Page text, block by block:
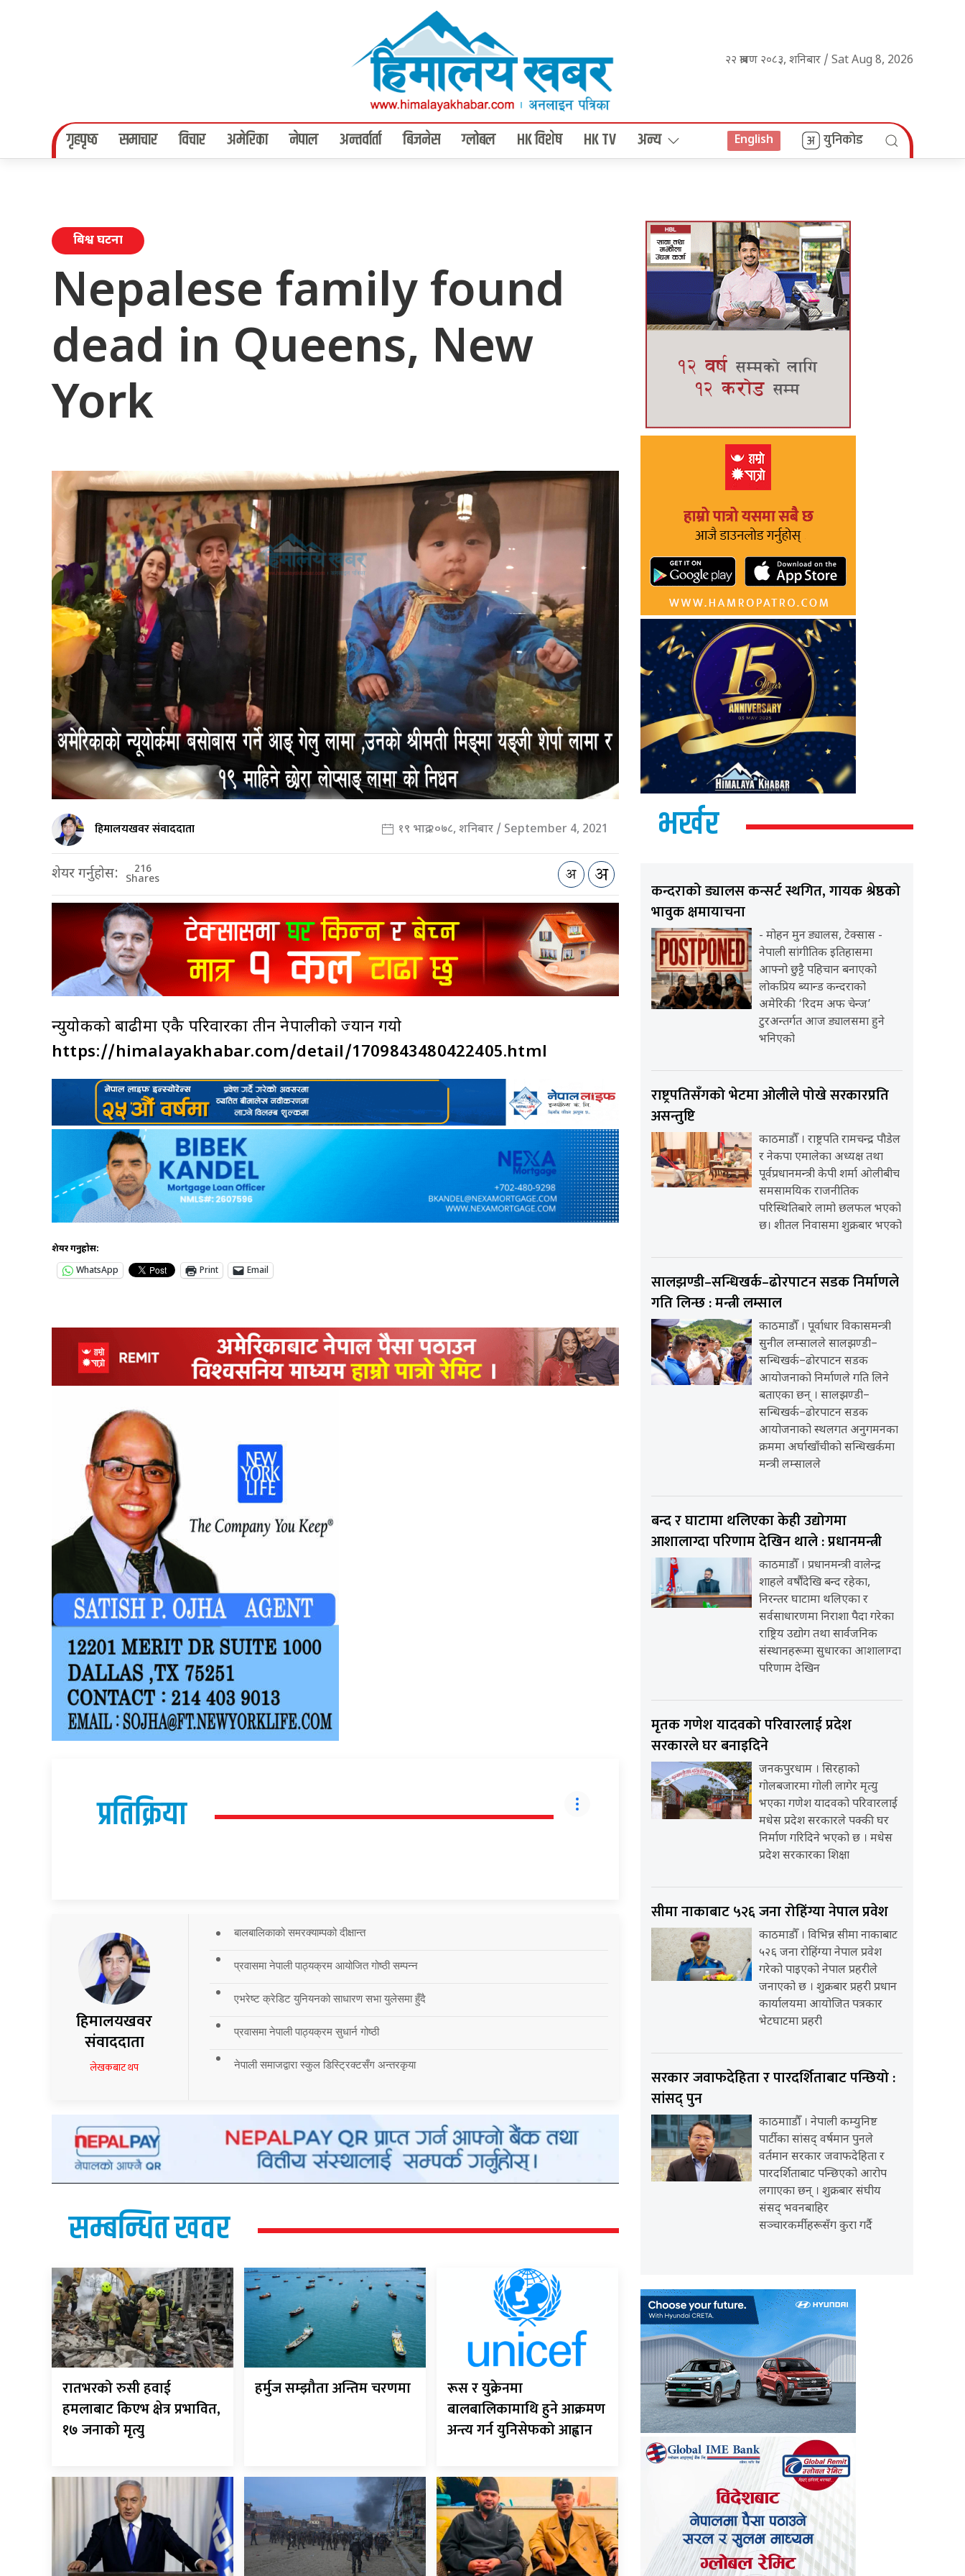
२२ श्रावण २०८३, शनिबार / Sat Aug 8, 2026
गृहपृष्‍ठ समाचार विचार अमेरिका नेपाल अन्तर्वार्ता बिजनेस ग्लोबल HK विशेष HK TV अन्य English युनिकोड
बिश्व घटना
Nepalese family found
dead in Queens, New
York
हिमालयखवर संवाददाता १९ भाद्र २०७८, शनिबार / September 4, 2021
शेयर गर्नुहोस: 216
Shares
न्युयोर्कको बाढीमा एकै परिवारका तीन नेपालीको ज्यान गयो
https://himalayakhabar.com/detail/1709843480422405.html
शेयर गर्नुहोस:
WhatsApp
Print Email
प्रतिक्रिया
हिमालयखवर
संवाददाता
लेखकबाट थप
बालबालिकाको समरक्याम्पको दीक्षान्त
प्रवासमा नेपाली पाठ्यक्रम आयोजित गोष्ठी सम्पन्न
एभरेष्ट क्रेडिट युनियनको साधारण सभा युलेसमा हुँदै
प्रवासमा नेपाली पाठ्यक्रम सुधार्न गोष्ठी
नेपाली समाजद्वारा स्कुल डिस्ट्रिक्टसँग अन्तरकृया
सम्बन्धित खवर
रातभरको रुसी हवाई
हमलाबाट किएभ क्षेत्र प्रभावित,
१७ जनाको मृत्यु
हर्मुज सम्झौता अन्तिम चरणमा
रूस र युक्रेनमा
बालबालिकामाथि हुने आक्रमण
अन्त्य गर्न युनिसेफको आह्वान
भर्खर
कन्दराको ड्यालस कन्सर्ट स्थगित, गायक श्रेष्ठको
भावुक क्षमायाचना
- मोहन मुन ड्यालस, टेक्सास -
नेपाली सांगीतिक इतिहासमा
आफ्नो छुट्टै पहिचान बनाएको
लोकप्रिय ब्यान्ड कन्दराको
अमेरिकी ‘रिदम अफ चेन्ज’
टुरअन्तर्गत आज ड्यालसमा हुने
भनिएको
राष्ट्रपतिसँगको भेटमा ओलीले पोखे सरकारप्रति
असन्तुष्टि
काठमाडौँ । राष्ट्रपति रामचन्द्र पौडेल
र नेकपा एमालेका अध्यक्ष तथा
पूर्वप्रधानमन्त्री केपी शर्मा ओलीबीच
समसामयिक राजनीतिक
परिस्थितिबारे लामो छलफल भएको
छ। शीतल निवासमा शुक्रबार भएको
सालझण्डी–सन्धिखर्क–ढोरपाटन सडक निर्माणले
गति लिन्छ : मन्त्री लम्साल
काठमाडौँ । पूर्वाधार विकासमन्त्री
सुनील लम्सालले सालझण्डी–
सन्धिखर्क–ढोरपाटन सडक
आयोजनाको निर्माणले गति लिने
बताएका छन् । सालझण्डी–
सन्धिखर्क–ढोरपाटन सडक
आयोजनाको स्थलगत अनुगमनका
क्रममा अर्घाखाँचीको सन्धिखर्कमा
मन्त्री लम्सालले
बन्द र घाटामा थलिएका केही उद्योगमा
आशालाग्दा परिणाम देखिन थाले : प्रधानमन्त्री
काठमाडौँ । प्रधानमन्त्री वालेन्द्र
शाहले वर्षौंदेखि बन्द रहेका,
निरन्तर घाटामा थलिएका र
सर्वसाधारणमा निराशा पैदा गरेका
राष्ट्रिय उद्योग तथा सार्वजनिक
संस्थानहरूमा सुधारका आशालाग्दा
परिणाम देखिन
मृतक गणेश यादवको परिवारलाई प्रदेश
सरकारले घर बनाइदिने
जनकपुरधाम । सिरहाको
गोलबजारमा गोली लागेर मृत्यु
भएका गणेश यादवको परिवारलाई
मधेस प्रदेश सरकारले पक्की घर
निर्माण गरिदिने भएको छ । मधेस
प्रदेश सरकारका शिक्षा
सीमा नाकाबाट ५२६ जना रोहिंग्या नेपाल प्रवेश
काठमाडौँ । विभिन्न सीमा नाकाबाट
५२६ जना रोहिंग्या नेपाल प्रवेश
गरेको पाइएको नेपाल प्रहरीले
जनाएको छ । शुक्रबार प्रहरी प्रधान
कार्यालयमा आयोजित पत्रकार
भेटघाटमा प्रहरी
सरकार जवाफदेहिता र पारदर्शिताबाट पन्छियो :
सांसद् पुन
काठमााडौँ । नेपाली कम्युनिष्ट
पार्टीका सांसद् वर्षमान पुनले
वर्तमान सरकार जवाफदेहिता र
पारदर्शिताबाट पन्छिएको आरोप
लगाएका छन् । शुक्रबार संघीय
संसद् भवनबाहिर
सञ्चारकर्मीहरूसँग कुरा गर्दै